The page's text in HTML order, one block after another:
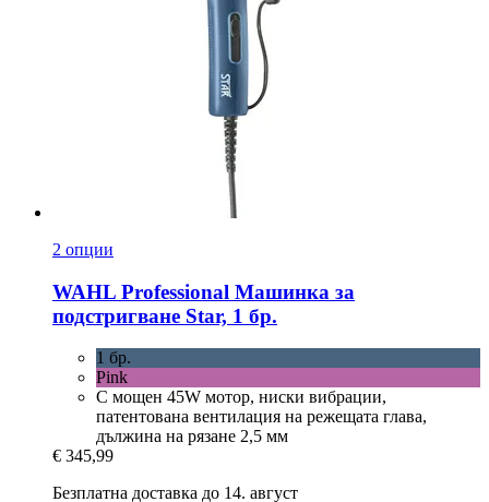
2 опции
WAHL Professional Машинка за
подстригване Star, 1 бр.
1 бр.
Pink
С мощен 45W мотор, ниски вибрации,
патентована вентилация на режещата глава,
дължина на рязане 2,5 мм
€ 345,99
Безплатна доставка до 14. август